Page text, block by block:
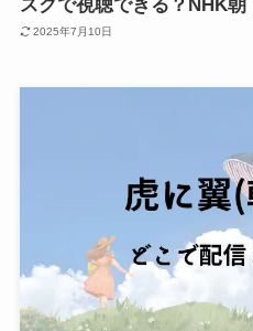
スクで視聴できる？NHK朝
2025年7月10日